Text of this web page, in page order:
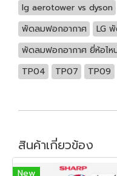
lg aerotower vs dyson
พัดลมฟอกอากาศ
LG
พัดลมฟอกอากาศ ยี่ห้อไห
TP04
TP07 TP09
สินค้าเกี่ยวข้อง
New